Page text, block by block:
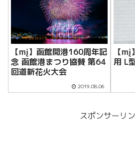
【mį】函館開港160周年記
念 函館港まつり協賛 第64
回道新花火大会
2019.08.06
【
用 L
スポンサーリ